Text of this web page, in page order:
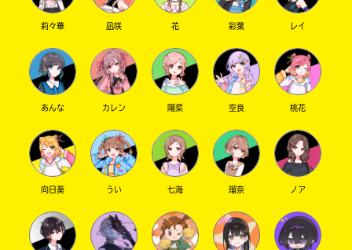
莉々華 凪咲 花 彩葉 レイ
あんな カレン 陽菜 空良 桃花
向日葵 うい 七海 瑠奈 ノア